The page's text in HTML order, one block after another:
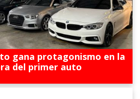
gana protagonismo en la
del primer auto